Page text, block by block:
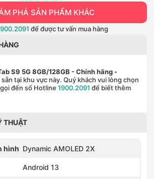
PHÁ SẢN PHẨM KHÁC
để được tư vấn mua hàng
S9 5G 8GB/128GB - Chính hãng -
tại khu vực này. Quý khách vui lòng chọn
đến số Hotline 1900.2091 để biết thêm
THUẬT
hình Dynamic AMOLED 2X
Android 13